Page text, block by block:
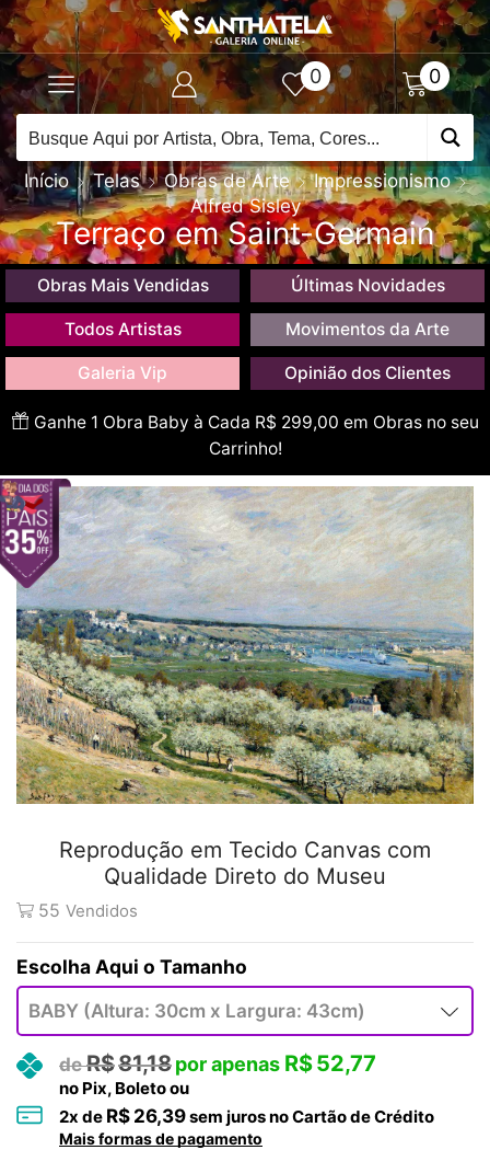
0 0
Início Telas Obras de Arte
Impressionismo
Alfred Sisley
Terraço em Saint-Germain
Obras Mais Vendidas Últimas Novidades
Todos Artistas Movimentos da Arte
Galeria Vip Opinião dos Clientes
Ganhe 1 Obra Baby à Cada R$ 299,00 em Obras no seu
Carrinho!
Reprodução em Tecido Canvas com
Qualidade Direto do Museu
55 Vendidos
Tamanho
R$81,18 R$52,77
no Pix, Boleto ou
2x de R$ 26,39sem juros no Cartão de Crédito
Mais formas de pagamento